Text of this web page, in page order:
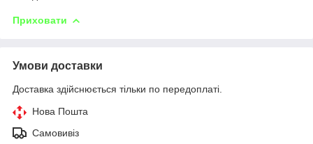
Приховати
Умови доставки
Доставка здійснюється тільки по передоплаті.
Нова Пошта
Самовивіз